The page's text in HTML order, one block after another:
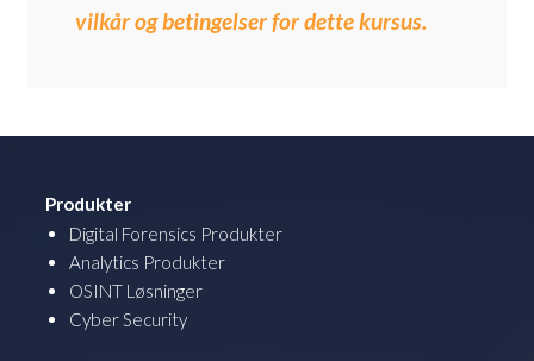
vilkår og betingelser for dette kursus.
Produkter
Digital Forensics Produkter
Analytics Produkter
OSINT Løsninger
Cyber Security